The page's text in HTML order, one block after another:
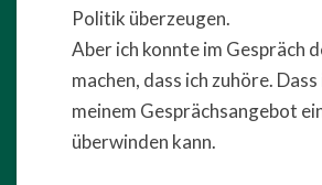
Politik überzeugen.
Aber ich konnte im Gespräch
machen, dass ich zuhöre.
meinem Gesprächsangebot
überwinden kann.